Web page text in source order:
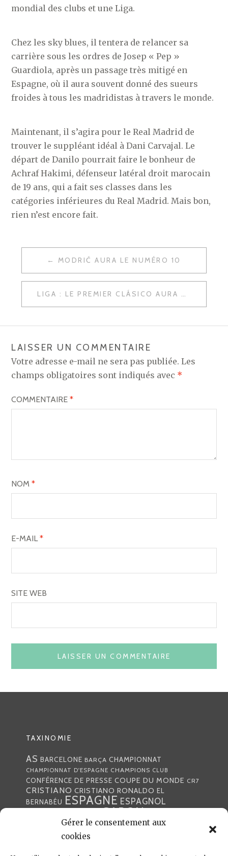
Gérer le consentement aux
cookies
mondial des clubs et une Liga.
Chez les sky blues, il tentera de relancer sa
carrière sous les ordres de Josep « Pep »
Guardiola, après un passage très mitigé en
Espagne, où il aura souvent donné des sueurs
froides à tous les madridistas à travers le monde.
Maintenant, il s’agira pour le Real Madrid de
trouver le suppléant idéal à Dani Carvajal. Le
départ de Danilo pourrait faire le bonheur de
Achraf Hakimi, défenseur latéral droit marocain
de 19 ans, qui a fait ses classes dans les
catégories inférieures du Real Madrid. Mais bon,
rien n’est encore fait.
NAVIGATION
DE
L’ARTICLE
MODRIĆ AURA LE NUMÉRO 10
LIGA : LE PREMIER CLÁSICO AURA BIEN LIEU LE 20 DÉCEMBRE PROCHAIN
LAISSER UN COMMENTAIRE
Votre adresse e-mail ne sera pas publiée. Les
champs obligatoires sont indiqués avec *
COMMENTAIRE*
NOM*
E-MAIL*
SITE WEB
TAXINOMIE
AS BARCELONE BARÇA CHAMPIONNAT
CHAMPIONNAT D'ESPAGNE CHAMPIONS CLUB
CONFÉRENCE DE PRESSE COUPE DU MONDE CR7
CRISTIANO CRISTIANO RONALDO EL
BERNABÉU ESPAGNE ESPAGNOL
GABON
JULEN LOPETEGUI KARIM BENZÉMA
LIGUE DES CHAMPIONS